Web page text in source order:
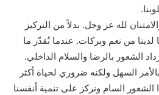
لله عز وجل. بدلاً من التركيز
لدينا من نعم وبركات. عندما نُقدّر ما
الشعور بالرضا والسلام الداخلي.
السهل ولكنه ضروري لحياة أكثر
السام ونركز على تنمية أنفسنا